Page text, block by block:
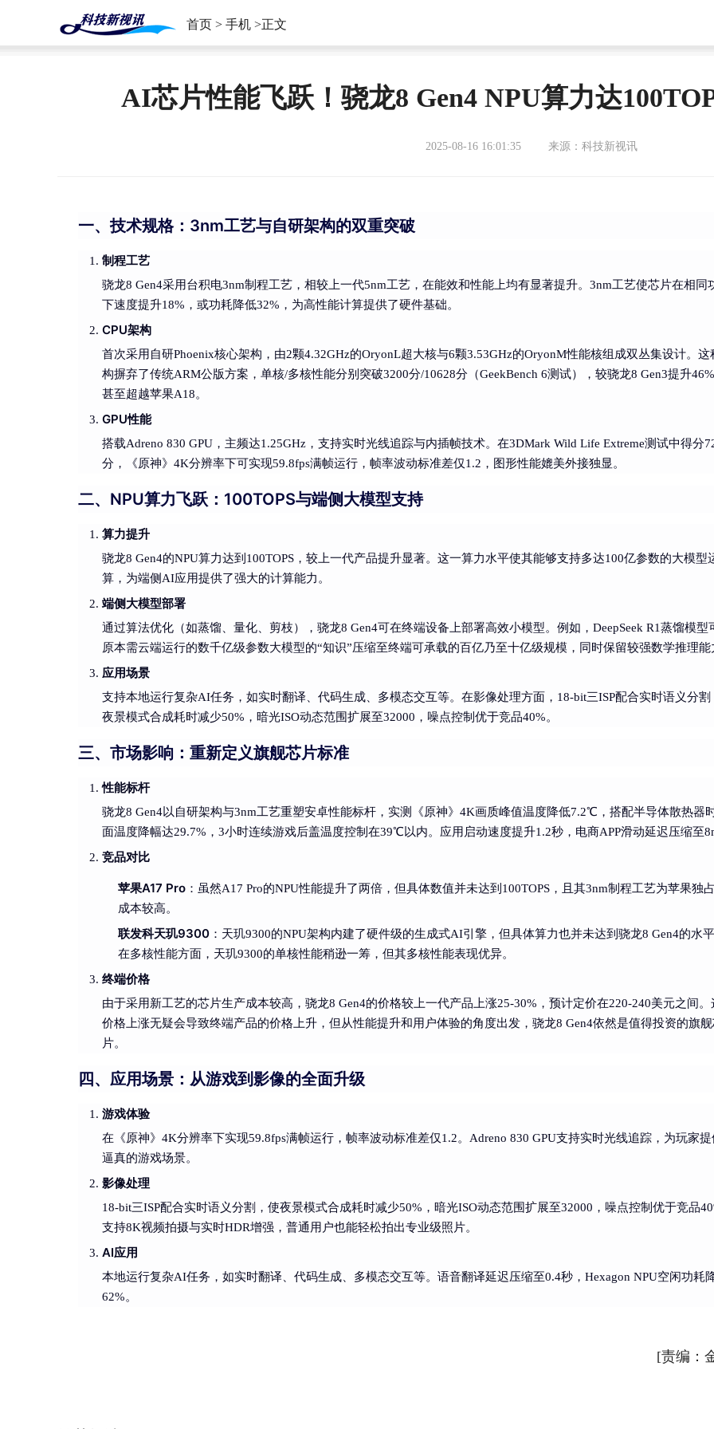
首页 > 手机 >正文
AI芯片性能飞跃！骁龙8 Gen4 NPU算力达
2025-08-16 16:01:35 来源：科技新视讯
一、技术规格：3nm工艺与自研架构的双重突破
制程工艺
骁龙8 Gen4采用台积电3nm制程工艺，相较上一代5nm工艺，在能效和性能上均有显著提升。3nm工艺使芯片在相同
下速度提升18%，或功耗降低32%，为高性能计算提供了硬件基础。
CPU架构
首次采用自研Phoenix核心架构，由2颗4.32GHz的OryonL超大核与6颗3.53GHz的OryonM性能核组成双丛集设计。这
构摒弃了传统ARM公版方案，单核/多核性能分别突破3200分/10628分（GeekBench 6测试），较骁龙8 Gen3提升46%
甚至超越苹果A18。
GPU性能
搭载Adreno 830 GPU，主频达1.25GHz，支持实时光线追踪与内插帧技术。在3DMark Wild Life Extreme测试中得分
分，《原神》4K分辨率下可实现59.8fps满帧运行，帧率波动标准差仅1.2，图形性能媲美外接独显。
二、NPU算力飞跃：100TOPS与端侧大模型支持
算力提升
骁龙8 Gen4的NPU算力达到100TOPS，较上一代产品提升显著。这一算力水平使其能够支持多达100亿参数的大模型
算，为端侧AI应用提供了强大的计算能力。
端侧大模型部署
通过算法优化（如蒸馏、量化、剪枝），骁龙8 Gen4可在终端设备上部署高效小模型。例如，DeepSeek R1蒸馏模型
原本需云端运行的数千亿级参数大模型的“知识”压缩至终端可承载的百亿乃至十亿级规模，同时保留较强数学推理能
应用场景
支持本地运行复杂AI任务，如实时翻译、代码生成、多模态交互等。在影像处理方面，18-bit三ISP配合实时语义分割
夜景模式合成耗时减少50%，暗光ISO动态范围扩展至32000，噪点控制优于竞品40%。
三、市场影响：重新定义旗舰芯片标准
性能标杆
骁龙8 Gen4以自研架构与3nm工艺重塑安卓性能标杆，实测《原神》4K画质峰值温度降低7.2℃，搭配半导体散热器
面温度降幅达29.7%，3小时连续游戏后盖温度控制在39℃以内。应用启动速度提升1.2秒，电商APP滑动延迟压缩至
竞品对比
苹果A17 Pro ：虽然A17 Pro的NPU性能提升了两倍，但具体数值并未达到100TOPS，且其3nm制程工艺为苹果独占
成本较高。
联发科天玑9300 ：天玑9300的NPU架构内建了硬件级的生成式AI引擎，但具体算力也并未达到骁龙8 Gen4的水平
在多核性能方面，天玑9300的单核性能稍逊一筹，但其多核性能表现优异。
终端价格
由于采用新工艺的芯片生产成本较高，骁龙8 Gen4的价格较上一代产品上涨25-30%，预计定价在220-240美元之间。
价格上涨无疑会导致终端产品的价格上升，但从性能提升和用户体验的角度出发，骁龙8 Gen4依然是值得投资的旗
片。
四、应用场景：从游戏到影像的全面升级
游戏体验
在《原神》4K分辨率下实现59.8fps满帧运行，帧率波动标准差仅1.2。Adreno 830 GPU支持实时光线追踪，为玩家提
逼真的游戏场景。
影像处理
18-bit三ISP配合实时语义分割，使夜景模式合成耗时减少50%，暗光ISO动态范围扩展至32000，噪点控制优于竞品
支持8K视频拍摄与实时HDR增强，普通用户也能轻松拍出专业级照片。
AI应用
本地运行复杂AI任务，如实时翻译、代码生成、多模态交互等。语音翻译延迟压缩至0.4秒，Hexagon NPU空闲功耗
62%。
[责编：